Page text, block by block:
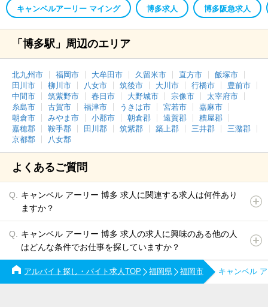
キャンベルアーリー マイング 博多求人 博多阪急求人
「博多駅」周辺のエリア
北九州市 福岡市 大牟田市 久留米市 直方市
飯塚市
田川市
柳川市 八女市 筑後市 大川市 行橋市
豊前市
中間市
筑紫野市 春日市 大野城市 宗像市
太宰府市
糸島市
古賀市 福津市 うきは市 宮若市
嘉麻市
朝倉市
みやま市 小郡市 朝倉郡 遠賀郡
糟屋郡
嘉穂郡
鞍手郡 田川郡 筑紫郡 築上郡 三井郡
三潴郡
京都郡
八女郡
よくあるご質問
キャンベル アーリー 博多 求人に関連する求人は何件あり
ますか？
キャンベル アーリー 博多 求人の求人に興味のある他の人
はどんな条件でお仕事を探していますか？
アルバイト探し・バイト求人TOP 福岡県 福岡市 キャンベル